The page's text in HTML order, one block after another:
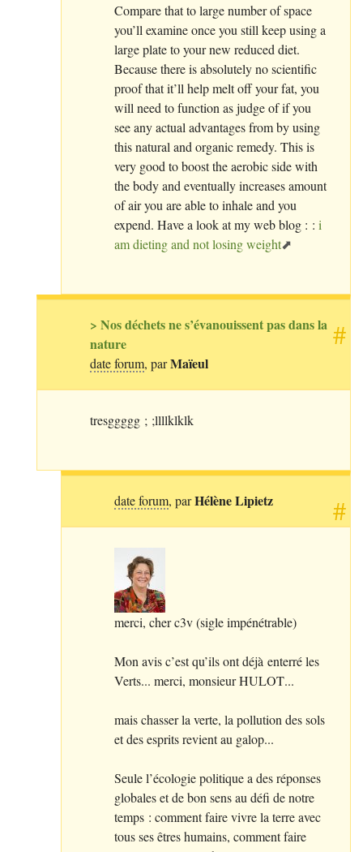
Compare that to large number of space
you’ll examine once you still keep using a
large plate to your new reduced diet.
Because there is absolutely no scientific
proof that it’ll help melt off your fat, you
will need to function as judge of if you
see any actual advantages from by using
this natural and organic remedy. This is
very good to boost the aerobic side with
the body and eventually increases amount
of air you are able to inhale and you
expend. Have a look at my web blog : : i
am dieting and not losing weight
#
> Nos déchets ne s’évanouissent pas dans la
nature
date forum, parMaïeul
tresggggg ; ;llllklklk
#
date forum, parHélène Lipietz
merci, cher c3v (sigle impénétrable)
Mon avis c’est qu’ils ont déjà enterré les
Verts... merci, monsieurHULOT...
mais chasser la verte, la pollution des sols
et des esprits revient au galop...
Seule l’écologie politique a des réponses
globales et de bon sens au défi de notre
temps : comment faire vivre la terre avec
tous ses êtres humains, comment faire